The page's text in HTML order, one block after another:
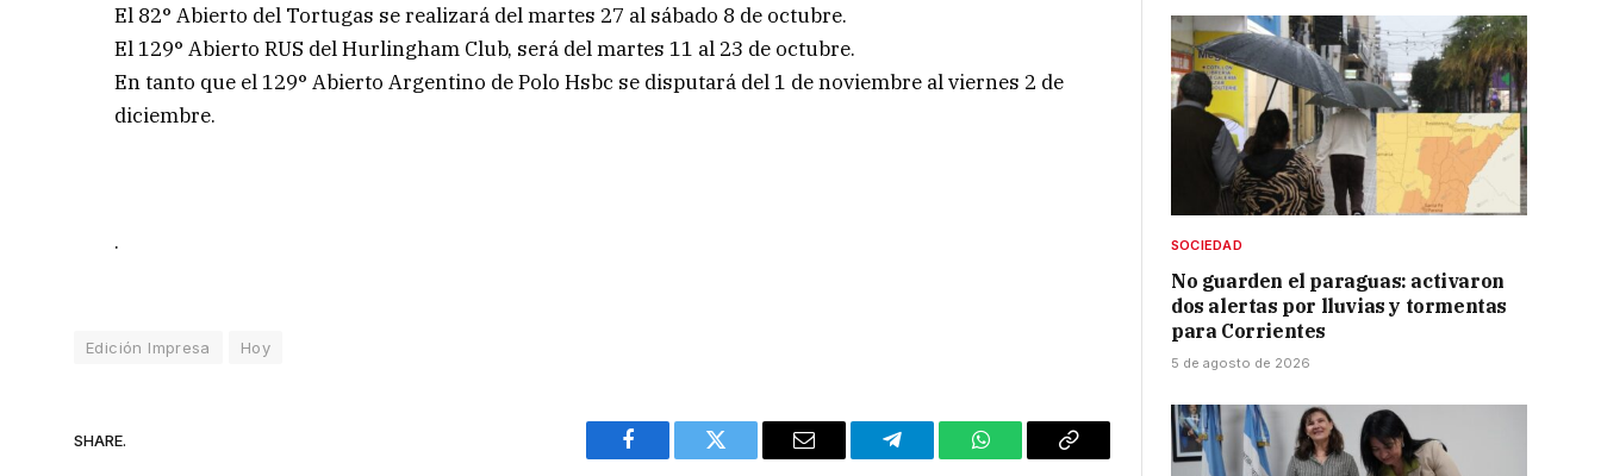
El 82° Abierto del Tortugas se realizará del martes 27 al sábado 8 de octubre.
El 129° Abierto RUS del Hurlingham Club, será del martes 11 al 23 de octubre.
En tanto que el 129° Abierto Argentino de Polo Hsbc se disputará del 1 de noviembre al viernes 2 de
diciembre.
.
Edición Impresa Hoy
SHARE.
Facebook Twitter Email Telegram WhatsAppCopy
SOCIEDAD
No guarden el paraguas: activaron
dos alertas por lluvias y tormentas
para Corrientes
5 de agosto de 2026